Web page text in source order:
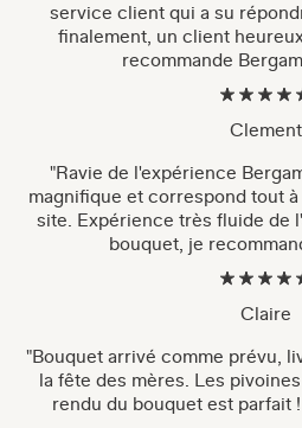
service client qui a su
finalement, un client
recommande
Clement
"Ravie de l'expérience
magnifique et correspond tout
site. Expérience très fluide de
bouquet, je
Claire
"Bouquet arrivé comme prévu,
la fête des mères. Les
rendu du bouquet est parfait